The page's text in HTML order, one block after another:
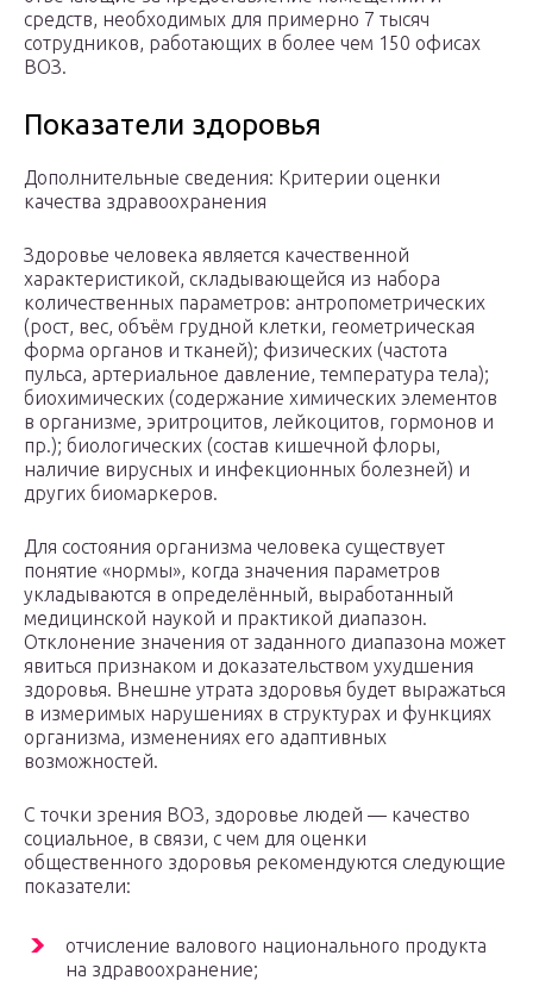
средств, необходимых для примерно 7 тысяч
сотрудников, работающих в более чем 150 офисах
ВОЗ.
Показатели здоровья
Дополнительные сведения: Критерии оценки
качества здравоохранения
Здоровье человека является качественной
характеристикой, складывающейся из набора
количественных параметров: антропометрических
(рост, вес, объём грудной клетки, геометрическая
форма органов и тканей); физических (частота
пульса, артериальное давление, температура тела);
биохимических (содержание химических элементов
в организме, эритроцитов, лейкоцитов, гормонов и
пр.); биологических (состав кишечной флоры,
наличие вирусных и инфекционных болезней) и
других биомаркеров.
Для состояния организма человека существует
понятие «нормы», когда значения параметров
укладываются в определённый, выработанный
медицинской наукой и практикой диапазон.
Отклонение значения от заданного диапазона может
явиться признаком и доказательством ухудшения
здоровья. Внешне утрата здоровья будет выражаться
в измеримых нарушениях в структурах и функциях
организма, изменениях его адаптивных
возможностей.
С точки зрения ВОЗ, здоровье людей — качество
социальное, в связи, с чем для оценки
общественного здоровья рекомендуются следующие
показатели:
отчисление валового национального продукта
на здравоохранение;